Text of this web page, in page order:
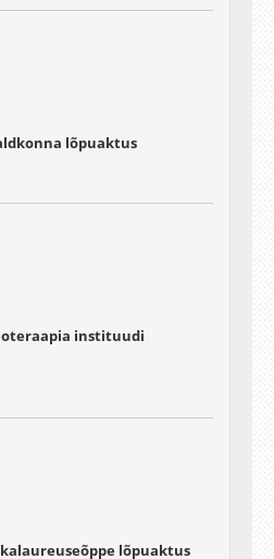
lõpuaktus
instituudi
lõpuaktus